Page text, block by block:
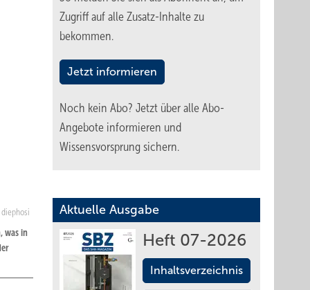
diephosi
was in
Zugriff auf alle Zusatz-Inhalte zu
bekommen.
Jetzt informieren
Noch kein Abo? Jetzt über alle Abo-
Angebote informieren und
Wissensvorsprung sichern.
Aktuelle Ausgabe
Heft 07-2026
Inhaltsverzeichnis